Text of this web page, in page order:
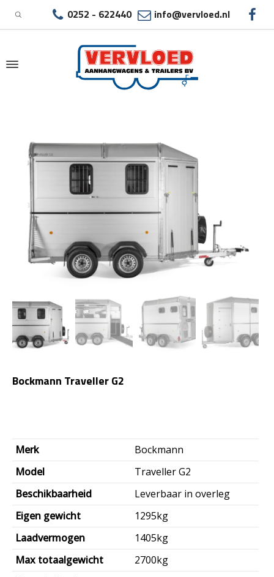
0252 - 622440 info@vervloed.nl
Bockmann Traveller G2
Merk
Bockmann
Model
Traveller G2
Beschikbaarheid
Leverbaar in overleg
Eigen gewicht
1295kg
Laadvermogen
1405kg
Max totaalgewicht
2700kg